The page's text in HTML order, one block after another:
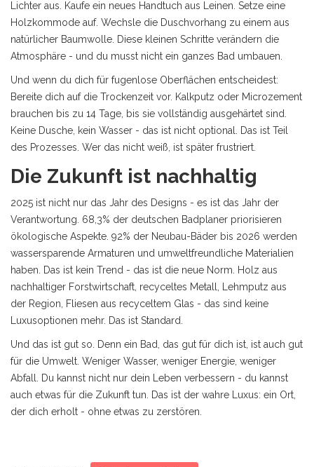
Lichter aus. Kaufe ein neues Handtuch aus Leinen. Setze eine
Holzkommode auf. Wechsle die Duschvorhang zu einem aus
natürlicher Baumwolle. Diese kleinen Schritte verändern die
Atmosphäre - und du musst nicht ein ganzes Bad umbauen.
Und wenn du dich für fugenlose Oberflächen entscheidest:
Bereite dich auf die Trockenzeit vor. Kalkputz oder Microzement
brauchen bis zu 14 Tage, bis sie vollständig ausgehärtet sind.
Keine Dusche, kein Wasser - das ist nicht optional. Das ist Teil
des Prozesses. Wer das nicht weiß, ist später frustriert.
Die Zukunft ist nachhaltig
2025 ist nicht nur das Jahr des Designs - es ist das Jahr der
Verantwortung. 68,3% der deutschen Badplaner priorisieren
ökologische Aspekte. 92% der Neubau-Bäder bis 2026 werden
wassersparende Armaturen und umweltfreundliche Materialien
haben. Das ist kein Trend - das ist die neue Norm. Holz aus
nachhaltiger Forstwirtschaft, recyceltes Metall, Lehmputz aus
der Region, Fliesen aus recyceltem Glas - das sind keine
Luxusoptionen mehr. Das ist Standard.
Und das ist gut so. Denn ein Bad, das gut für dich ist, ist auch gut
für die Umwelt. Weniger Wasser, weniger Energie, weniger
Abfall. Du kannst nicht nur dein Leben verbessern - du kannst
auch etwas für die Zukunft tun. Das ist der wahre Luxus: ein Ort,
der dich erholt - ohne etwas zu zerstören.